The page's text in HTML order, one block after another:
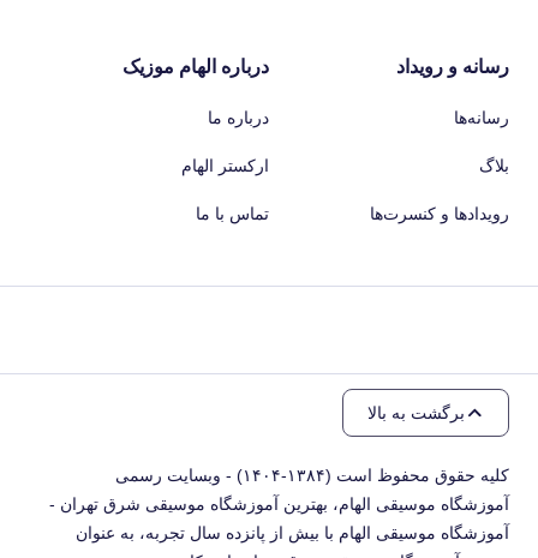
رسانه و رویداد
رسانه‌ها
بلاگ
رویدادها و کنسرت‌ها
درباره الهام موزیک
درباره ما
ارکستر الهام
تماس با ما
برگشت به بالا
کلیه حقوق محفوظ است (۱۳۸۴-۱۴۰۴) - وبسایت رسمی
آموزشگاه موسیقی الهام، بهترین آموزشگاه موسیقی شرق تهران -
آموزشگاه موسیقی الهام با بیش از پانزده سال تجربه، به عنوان